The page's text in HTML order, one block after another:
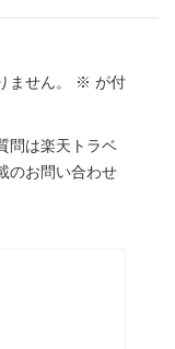
せん。 ※ が付
問は楽天トラベ
のお問い合わせ